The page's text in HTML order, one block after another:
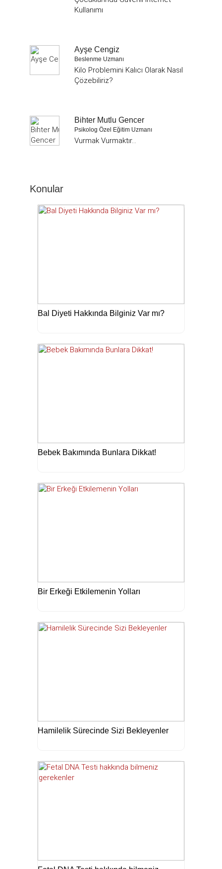
Kullanımı
Ayşe Cengiz
Beslenme Uzmanı
Kilo Problemini Kalıcı Olarak Nasıl
Çözebiliriz?
Bihter Mutlu Gencer
Psikolog Özel Eğitim Uzmanı
Vurmak Vurmaktır...
Konular
Bal Diyeti Hakkında Bilginiz Var mı?
Bebek Bakımında Bunlara Dikkat!
Bir Erkeği Etkilemenin Yolları
Hamilelik Sürecinde Sizi Bekleyenler